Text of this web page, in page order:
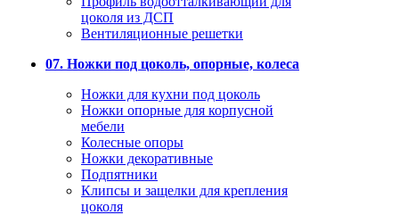
цоколя из ДСП
Вентиляционные решетки
07. Ножки под цоколь, опорные, колеса
Ножки для кухни под цоколь
Ножки опорные для корпусной
мебели
Колесные опоры
Ножки декоративные
Подпятники
Клипсы и защелки для крепления
цоколя